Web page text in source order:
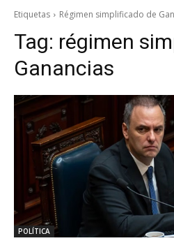
Etiquetas Régimen simplificado de
Tag: régimen
Ganancias
POLÍTICA